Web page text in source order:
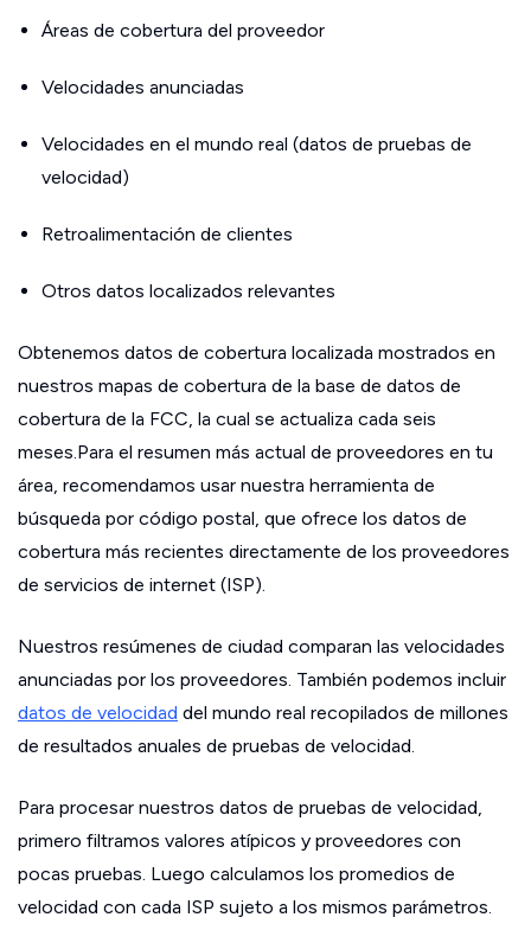
Áreas de cobertura del proveedor
Velocidades anunciadas
Velocidades en el mundo real (datos de pruebas de
velocidad)
Retroalimentación de clientes
Otros datos localizados relevantes
Obtenemos datos de cobertura localizada mostrados en
nuestros mapas de cobertura de la base de datos de
cobertura de la FCC, la cual se actualiza cada seis
meses.Para el resumen más actual de proveedores en tu
área, recomendamos usar nuestra herramienta de
búsqueda por código postal, que ofrece los datos de
cobertura más recientes directamente de los proveedores
de servicios de internet (ISP).
Nuestros resúmenes de ciudad comparan las velocidades
anunciadas por los proveedores. También podemos incluir
datos de velocidad del mundo real recopilados de millones
de resultados anuales de pruebas de velocidad.
Para procesar nuestros datos de pruebas de velocidad,
primero filtramos valores atípicos y proveedores con
pocas pruebas. Luego calculamos los promedios de
velocidad con cada ISP sujeto a los mismos parámetros.